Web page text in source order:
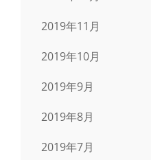
2019年11月
2019年10月
2019年9月
2019年8月
2019年7月